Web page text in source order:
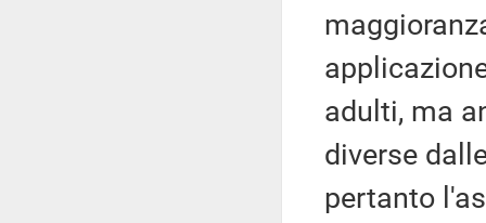
adulti, ma
diverse
pertanto